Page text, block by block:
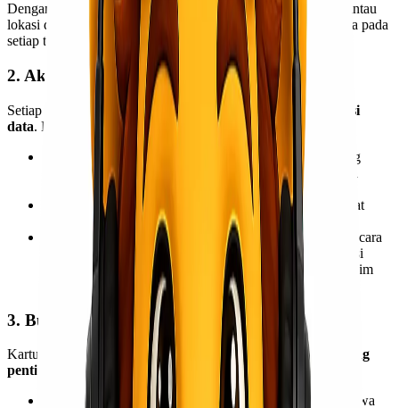
Dengan adanya catatan ini, perusahaan ekspedisi dapat memantau
lokasi dan status setiap barang secara real-time
atau setidaknya pada
setiap titik penting dalam perjalanan.
2. Akurasi Data dan Pencegahan Kehilangan
Setiap entri dalam kartu inventaris membantu menjaga
akurasi
data. Hal ini sangat penting untuk mencegah:
Kehilangan Barang:
Dengan catatan yang jelas tentang
setiap item, lebih mudah untuk mengidentifikasi jika ada
barang yang hilang.
Kekeliruan Pengiriman:
Memastikan barang yang tepat
dikirim ke penerima yang benar.
Kerusakan Barang: Meskipun kartu inventaris tidak secara
langsung mencegah kerusakan, ia dapat mencatat kondisi
barang saat diterima dan dikirim, yang penting untuk klaim
asuransi jika terjadi kerusakan.
3. Bukti Administratif dan Audit
Kartu inventaris berperan sebagai
dokumen administratif yang
penting
. Informasi yang tercatat dapat digunakan sebagai:
Bukti Penerimaan dan Pengiriman:
Memvalidasi bahwa